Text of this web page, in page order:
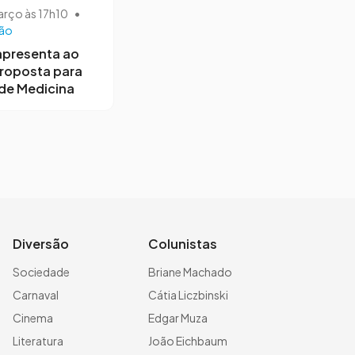
às 17h10 •
ao
para
Medicina
Diversão
Sociedade
Carnaval
Cinema
Literatura
Colunistas
Briane Machado
Cátia Liczbinski
Edgar Muza
João Eichbaum